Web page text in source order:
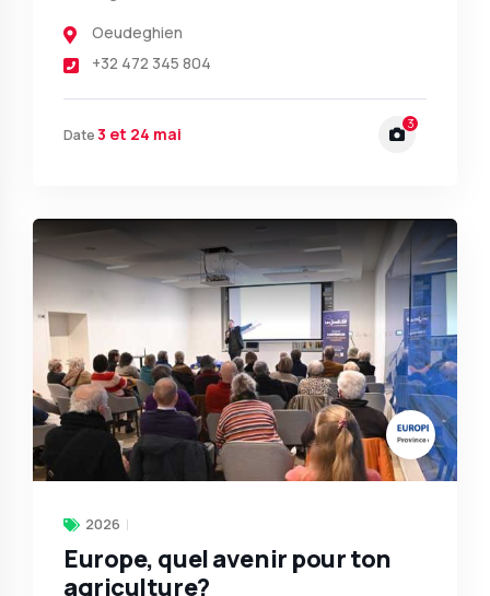
Oeudeghien
+32 472 345 804
Date3 et 24 mai 3
2026
Europe, quel avenir pour ton
agriculture?